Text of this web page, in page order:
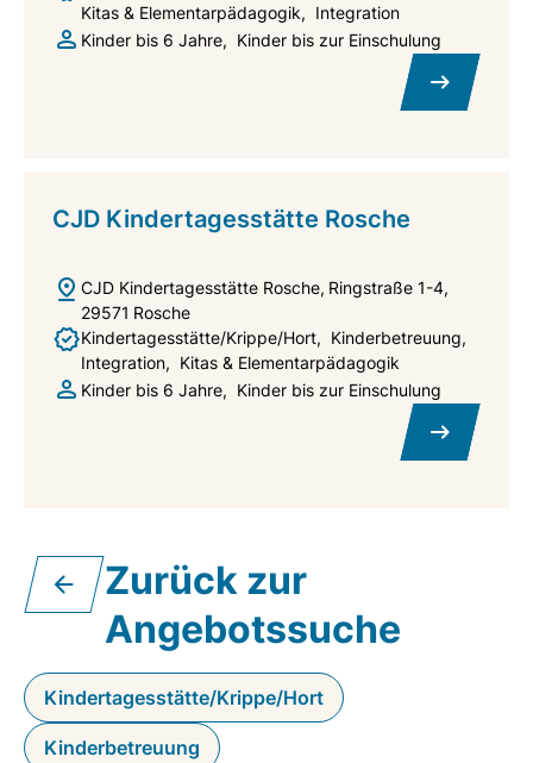
Kitas & Elementarpädagogik
Integration
Kinder bis 6 Jahre
Kinder bis zur Einschulung
CJD Kindertagesstätte Rosche
CJD Kindertagesstätte Rosche Ringstraße 1-4
29571 Rosche
Kindertagesstätte/Krippe/Hort
Kinderbetreuung
Integration
Kitas & Elementarpädagogik
Kinder bis 6 Jahre
Kinder bis zur Einschulung
Zurück zur
Angebotssuche
Kindertagesstätte/Krippe/Hort
Kinderbetreuung